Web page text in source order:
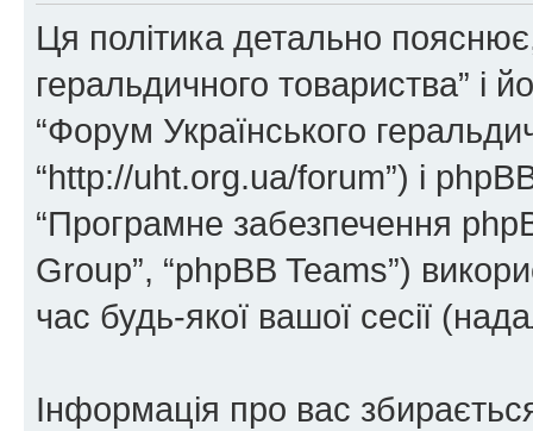
Ця політика детально
геральдичного товариства” і
“Форум Українського
“http://uht.org.ua/forum”) і phpBB
“Програмне забезпечення
Group”, “phpBB Teams”)
час будь-якої вашої сесії
Інформація про вас